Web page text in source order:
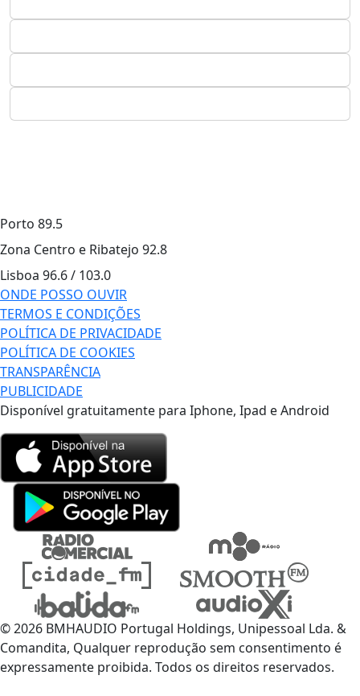
Porto 89.5
Zona Centro e Ribatejo 92.8
Lisboa 96.6 / 103.0
ONDE POSSO OUVIR
TERMOS E CONDIÇÕES
POLÍTICA DE PRIVACIDADE
POLÍTICA DE COOKIES
TRANSPARÊNCIA
PUBLICIDADE
Disponível gratuitamente para Iphone, Ipad e Android
© 2026 BMHAUDIO Portugal Holdings, Unipessoal Lda. &
Comandita, Qualquer reprodução sem consentimento é
expressamente proibida. Todos os direitos reservados.